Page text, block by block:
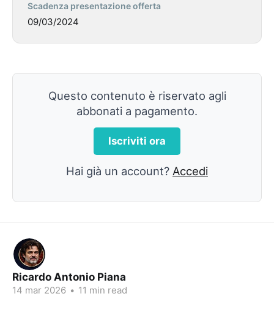
Scadenza presentazione offerta
09/03/2024
Questo contenuto è riservato agli
abbonati a pagamento.
Iscriviti ora
Hai già un account? Accedi
Ricardo Antonio Piana
14 mar 2026 • 11 min read